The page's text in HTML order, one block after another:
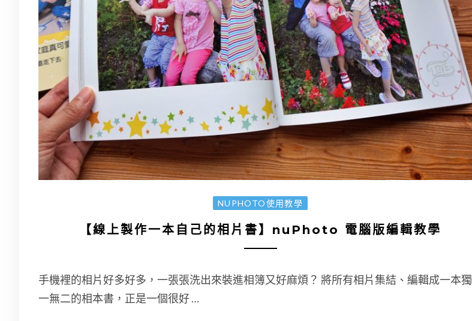
NUPHOTO使用教學
【線上製作一本自己的相片書】nuPhoto 電腦版編輯教學
手機裡的相片好多好多，一張張洗出來裝進相簿又好麻煩？ 將所有相片集結、編輯成一本獨
一無二的相本書，正是一個很好 …